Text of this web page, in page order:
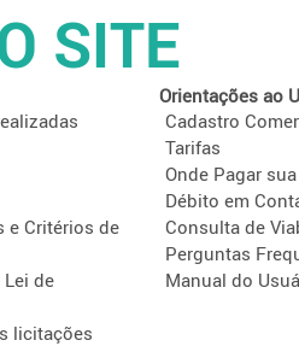
SITE
e Critérios de
de
licitações
Orientações ao
Cadastro
Tarifas
Onde Pagar
Débito em
Consulta de
Perguntas
Manual do